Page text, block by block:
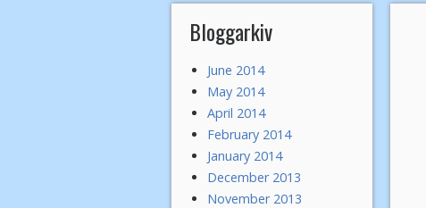
Bloggarkiv
June 2014
May 2014
April 2014
February 2014
January 2014
December 2013
November 2013